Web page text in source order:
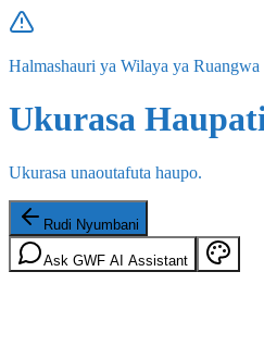
Halmashauri ya Wilaya ya Ruangwa
Ukurasa
Ukurasa unaoutafuta haupo.
Rudi Nyumbani
Ask GWF AI Assistant